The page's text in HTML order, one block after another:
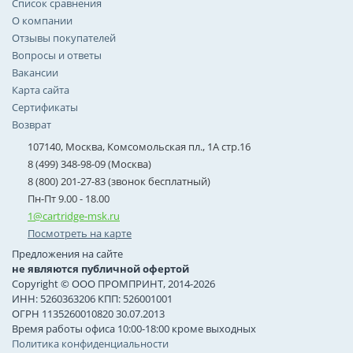
Список сравнения
О компании
Отзывы покупателей
Вопросы и ответы
Вакансии
Карта сайта
Сертификаты
Возврат
107140, Москва, Комсомольская пл., 1А стр.16
8 (499) 348-98-09 (Москва)
8 (800) 201-27-83 (звонок бесплатный)
Пн-Пт 9.00 - 18.00
1@cartridge-msk.ru
Посмотреть на карте
Предложения на сайте
не являются публичной офертой
Copyright © ООО ПРОМПРИНТ, 2014-2026
ИНН: 5260363206 КПП: 526001001
ОГРН 1135260010820 30.07.2013
Время работы офиса 10:00-18:00 кроме выходных
Политика конфиденциальности